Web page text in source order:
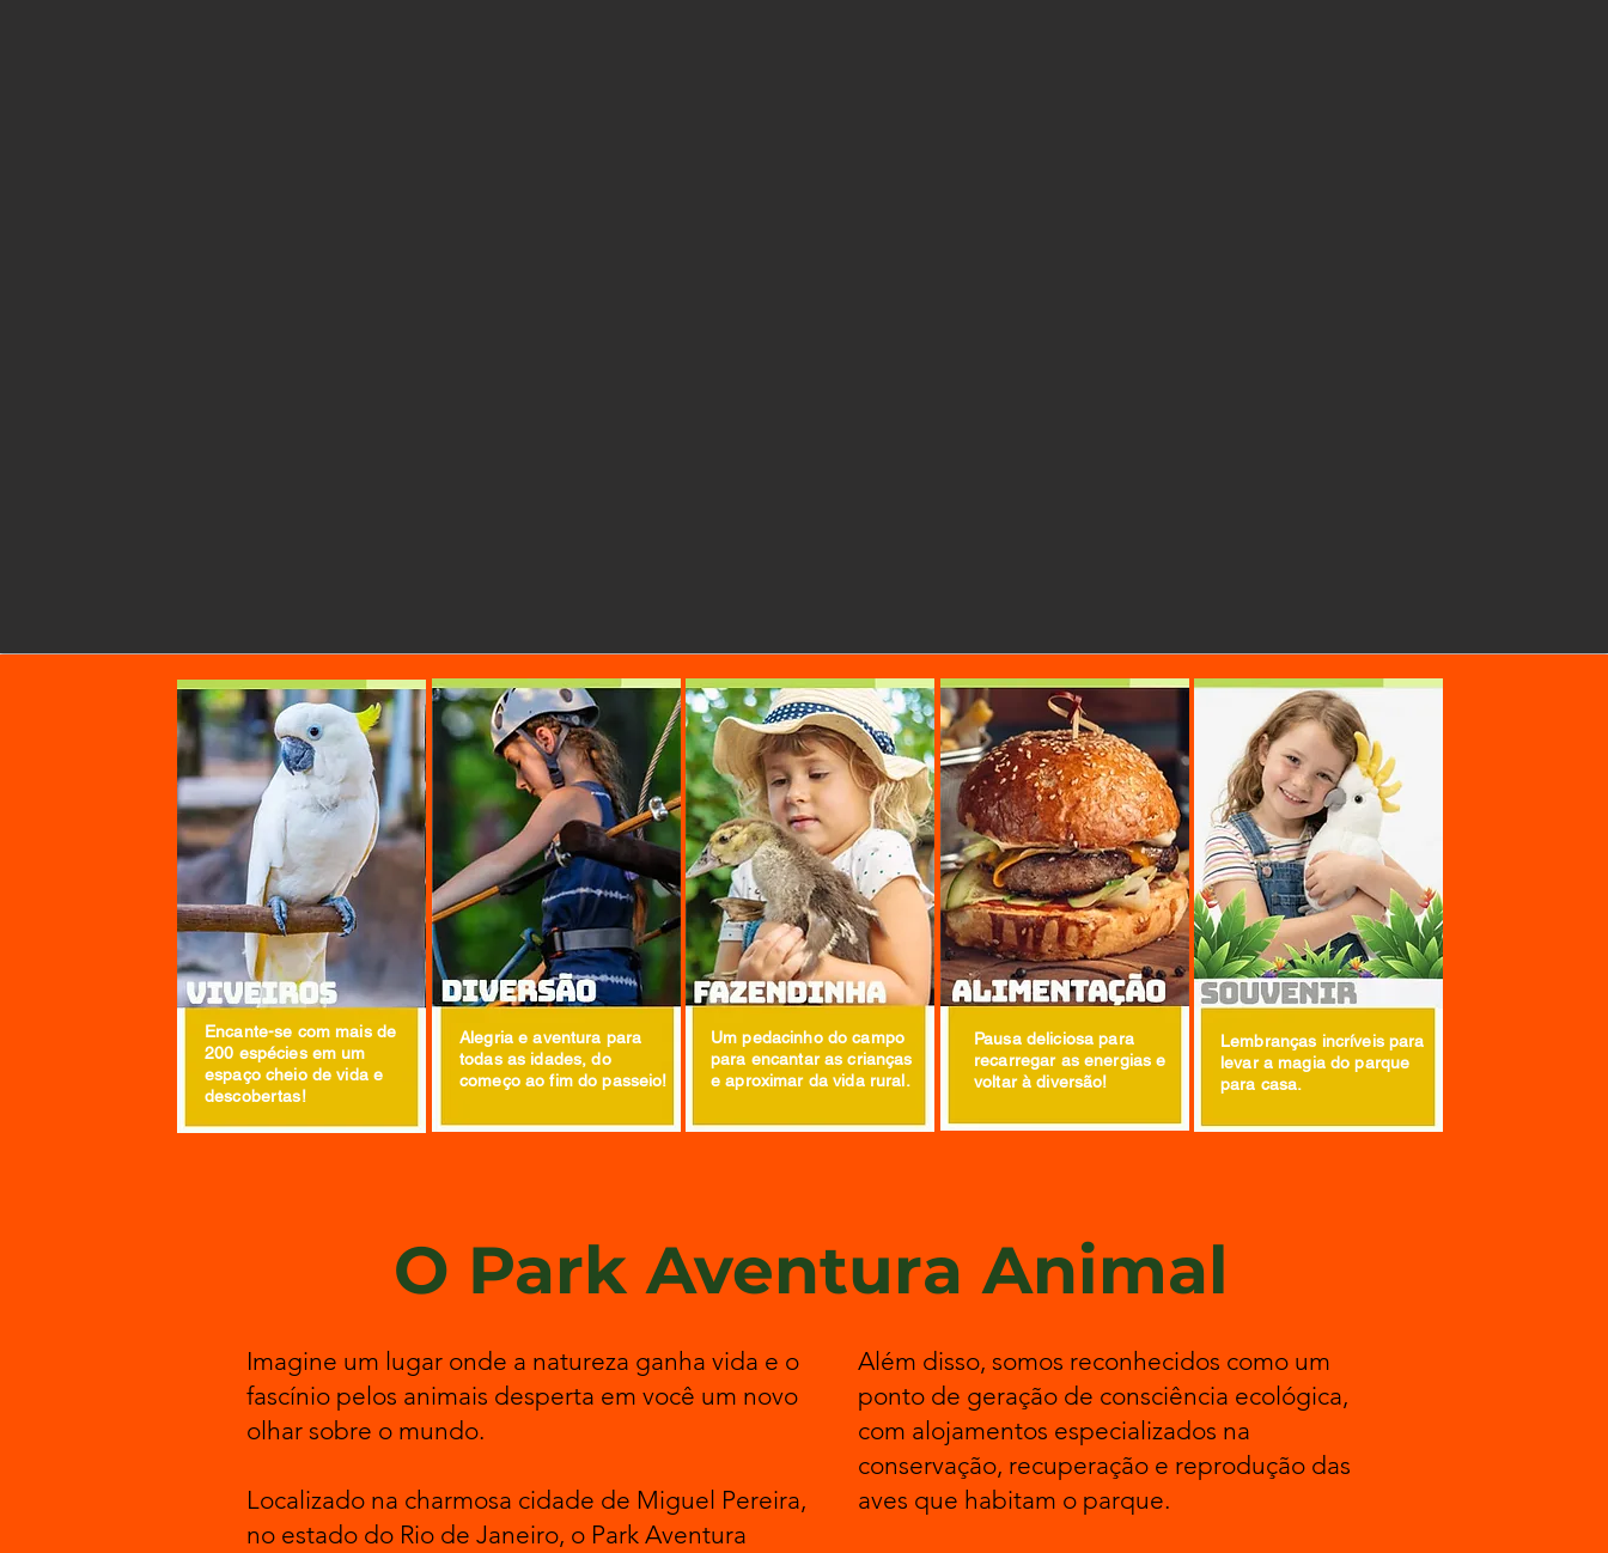
Encante-se com mais de
200 espécies em um
espaço cheio de vida e
descobertas!
Alegria e aventura para
todas as idades, do
começo ao fim do passeio!
Um pedacinho do campo
para encantar as crianças
e aproximar da vida rural.
Pausa deliciosa para
recarregar as energias e
voltar à diversão!
Lembranças incríveis para
levar a magia do parque
para casa.
O Park Aventura Animal
Imagine um lugar onde a natureza ganha vida e o
fascínio pelos animais desperta em você um novo
olhar sobre o mundo.
Localizado na charmosa cidade de Miguel Pereira,
no estado do Rio de Janeiro, o Park Aventura
​Além disso, somos reconhecidos como um
ponto de geração de consciência ecológica,
com alojamentos especializados na
conservação, recuperação e reprodução das
aves que habitam o parque.